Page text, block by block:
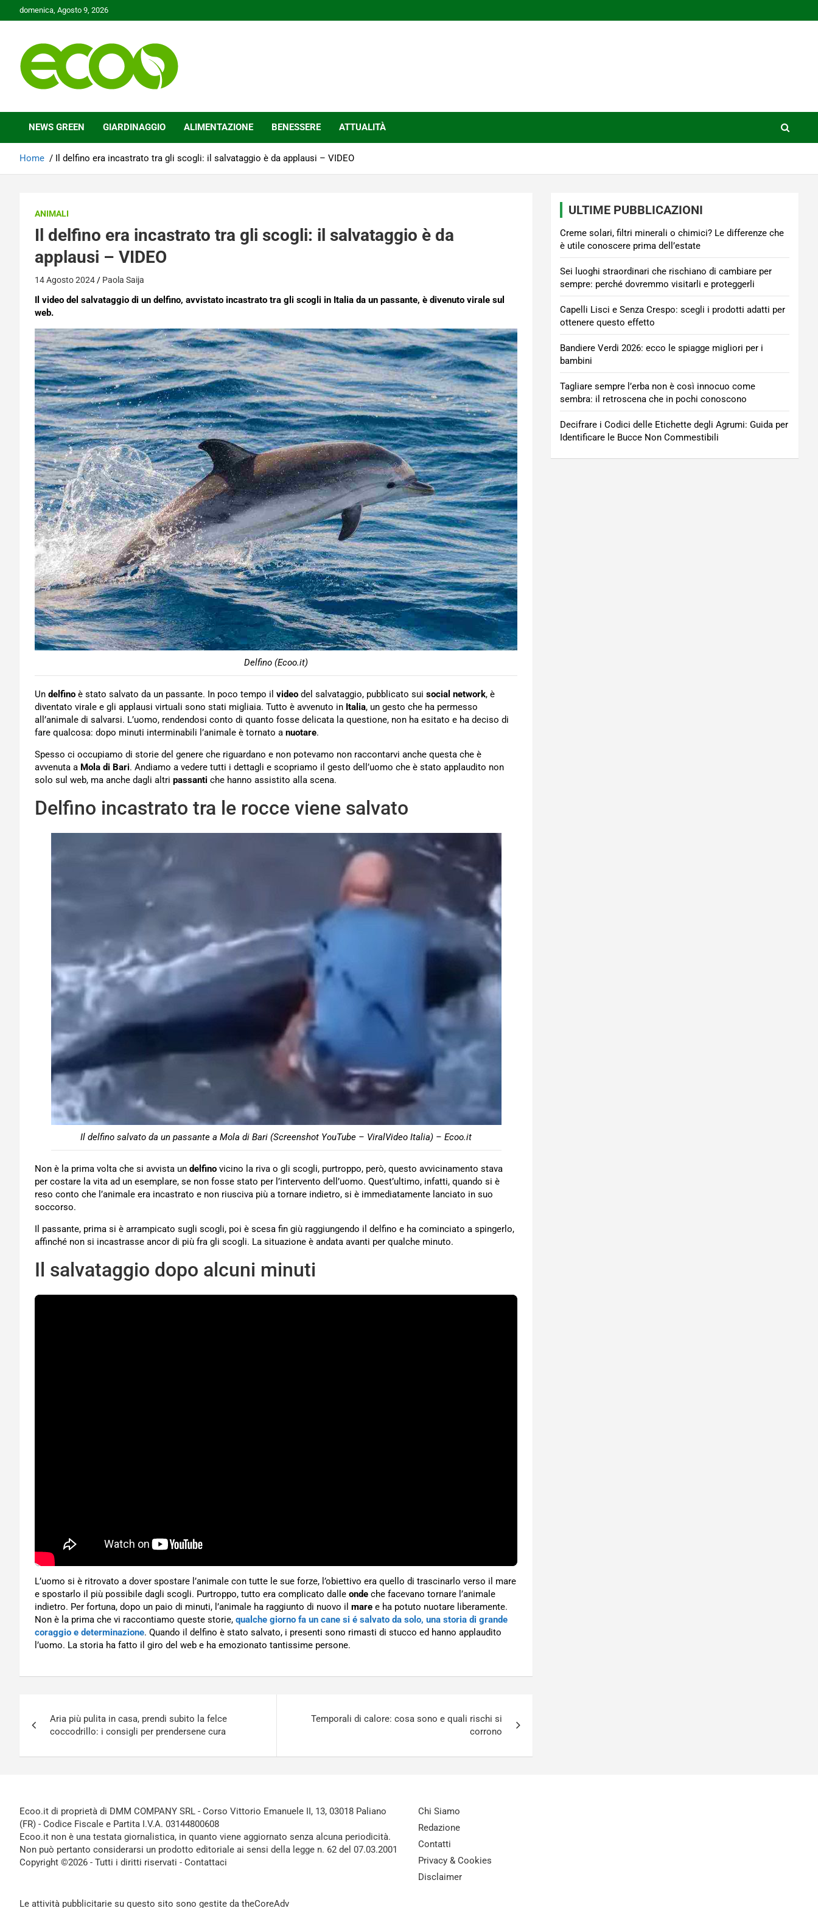
to
domenica, Agosto 9, 2026
Ecoo.it
NEWS GREEN GIARDINAGGIO ALIMENTAZIONE BENESSERE ATTUALITÀ
Home Il delfino era incastrato tra gli scogli: il salvataggio è da applausi – VIDEO
ANIMALI
Il delfino era incastrato tra gli scogli: il salvataggio è da
applausi – VIDEO
14 Agosto 2024 Paola Saija
Il video del salvataggio di un delfino, avvistato incastrato tra gli scogli in Italia da un passante, è divenuto virale sul
web.
Delfino (Ecoo.it)
Un delfino è stato salvato da un passante. In poco tempo il video del salvataggio, pubblicato sui social network, è
diventato virale e gli applausi virtuali sono stati migliaia. Tutto è avvenuto in Italia, un gesto che ha permesso
all’animale di salvarsi. L’uomo, rendendosi conto di quanto fosse delicata la questione, non ha esitato e ha deciso di
fare qualcosa: dopo minuti interminabili l’animale è tornato a nuotare.
Spesso ci occupiamo di storie del genere che riguardano e non potevamo non raccontarvi anche questa che è
avvenuta a Mola di Bari. Andiamo a vedere tutti i dettagli e scopriamo il gesto dell’uomo che è stato applaudito non
solo sul web, ma anche dagli altri passanti che hanno assistito alla scena.
Delfino incastrato tra le rocce viene salvato
Il delfino salvato da un passante a Mola di Bari (Screenshot YouTube – ViralVideo Italia) – Ecoo.it
Non è la prima volta che si avvista un delfino vicino la riva o gli scogli, purtroppo, però, questo avvicinamento stava
per costare la vita ad un esemplare, se non fosse stato per l’intervento dell’uomo. Quest’ultimo, infatti, quando si è
reso conto che l’animale era incastrato e non riusciva più a tornare indietro, si è immediatamente lanciato in suo
soccorso.
Il passante, prima si è arrampicato sugli scogli, poi è scesa fin giù raggiungendo il delfino e ha cominciato a spingerlo,
affinché non si incastrasse ancor di più fra gli scogli. La situazione è andata avanti per qualche minuto.
Il salvataggio dopo alcuni minuti
L’uomo si è ritrovato a dover spostare l’animale con tutte le sue forze, l’obiettivo era quello di trascinarlo verso il mare
e spostarlo il più possibile dagli scogli. Purtroppo, tutto era complicato dalle onde che facevano tornare l’animale
indietro. Per fortuna, dopo un paio di minuti, l’animale ha raggiunto di nuovo il mare e ha potuto nuotare liberamente.
Non è la prima che vi raccontiamo queste storie, qualche giorno fa un cane si é salvato da solo, una storia di grande
coraggio e determinazione. Quando il delfino è stato salvato, i presenti sono rimasti di stucco ed hanno applaudito
l’uomo. La storia ha fatto il giro del web e ha emozionato tantissime persone.
articoli
Aria più pulita in casa, prendi subito la felce
coccodrillo: i consigli per prendersene cura
Temporali di calore: cosa sono e quali rischi si
corrono
ULTIME PUBBLICAZIONI
Creme solari, filtri minerali o chimici? Le differenze che
è utile conoscere prima dell’estate
Sei luoghi straordinari che rischiano di cambiare per
sempre: perché dovremmo visitarli e proteggerli
Capelli Lisci e Senza Crespo: scegli i prodotti adatti per
ottenere questo effetto
Bandiere Verdi 2026: ecco le spiagge migliori per i
bambini
Tagliare sempre l’erba non è così innocuo come
sembra: il retroscena che in pochi conoscono
Decifrare i Codici delle Etichette degli Agrumi: Guida per
Identificare le Bucce Non Commestibili
Ecoo.it di proprietà di DMM COMPANY SRL - Corso Vittorio Emanuele II, 13, 03018 Paliano
(FR) - Codice Fiscale e Partita I.V.A. 03144800608
Ecoo.it non è una testata giornalistica, in quanto viene aggiornato senza alcuna periodicità.
Non può pertanto considerarsi un prodotto editoriale ai sensi della legge n. 62 del 07.03.2001
Copyright ©2026 - Tutti i diritti riservati - Contattaci
Le attività pubblicitarie su questo sito sono gestite da theCoreAdv
Chi Siamo
Redazione
Contatti
Privacy & Cookies
Disclaimer